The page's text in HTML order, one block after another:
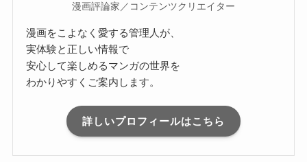
漫画評論家／コンテンツクリエイター
漫画をこよなく愛する管理人が、
実体験と正しい情報で
安心して楽しめるマンガの世界を
わかりやすくご案内します。
詳しいプロフィールはこちら